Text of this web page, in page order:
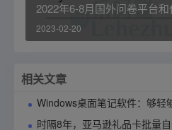
2022年6-8月国外问卷平台
技术记录
2023-02-20
相关文章
Windows桌面笔记软件：够轻够快的本地
时隔8年，亚马逊礼品卡批量